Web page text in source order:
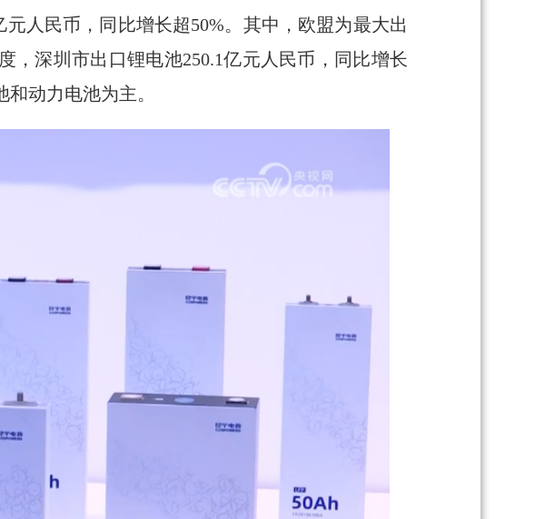
人民币，同比增长超50%。其中，欧盟为最大出
，深圳市出口锂电池250.1亿元人民币，同比增长
动力电池为主。